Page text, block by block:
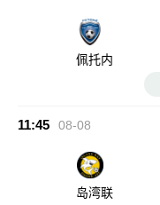
佩托内
11:45 08-08
岛湾联